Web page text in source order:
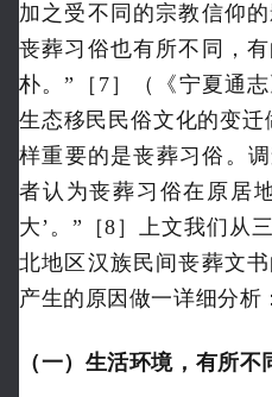
加之受不同的宗教信仰
丧葬习俗也有所不同，
朴。”［7］（《宁夏通
生态移民民俗文化的变迁
样重要的是丧葬习俗。
者认为丧葬习俗在原居
大’。”［8］上文我们从
北地区汉族民间丧葬文
产生的原因做一详细分析：
（一）生活环境，有所不